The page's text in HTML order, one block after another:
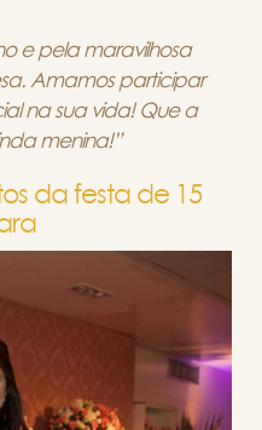
e pela maravilhosa
Amamos participar
na sua vida! Que a
menina!”
da festa de 15